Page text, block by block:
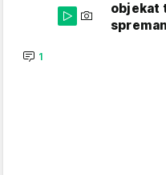
objekat
1